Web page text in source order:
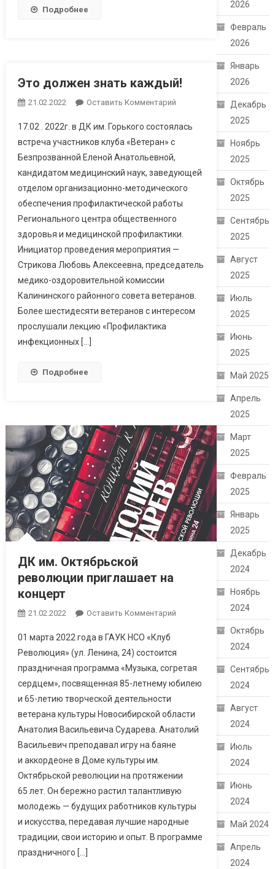
Подробнее
Это должен знать каждый!
21.02.2022 Оставить Комментарий
17.02 . 2022г. в ДК им. Горького состоялась
встреча участников клуба «Ветеран» с
Безпрозванной Еленой Анатольевной,
кандидатом медицинский наук, заведующей
отделом организационно-методического
обеспечения профилактической работы
Регионального центра общественного
здоровья и медицинской профилактики.
Инициатор проведения мероприятия —
Стрикова Любовь Алексеевна, председатель
медико-оздоровительной комиссии
Калининского районного совета ветеранов.
Более шестидесяти ветеранов с интересом
прослушали лекцию «Профилактика
инфекционных […]
Подробнее
ДК им. Октябрьской
революции приглашает на
концерт
21.02.2022 Оставить Комментарий
01 марта 2022 года в ГАУК НСО «Клуб
Революция» (ул. Ленина, 24) состоится
праздничная программа «Музыка, согретая
сердцем», посвященная 85-летнему юбилею
и 65-летию творческой деятельности
ветерана культуры Новосибирской области
Анатолия Васильевича Сударева. Анатолий
Васильевич преподавал игру на баяне
и аккордеоне в Доме культуры им.
Октябрьской революции на протяжении
65 лет. Он бережно растил талантливую
молодежь — будущих работников культуры
и искусства, передавая лучшие народные
традиции, свои историю и опыт. В программе
праздничного […]
2026
Февраль
2026
Январь
2026
Декабрь
2025
Ноябрь
2025
Октябрь
2025
Сентябрь
2025
Август
2025
Июль
2025
Июнь
2025
Май 2025
Апрель
2025
Март
2025
Февраль
2025
Январь
2025
Декабрь
2024
Ноябрь
2024
Октябрь
2024
Сентябрь
2024
Август
2024
Июль
2024
Июнь
2024
Май 2024
Апрель
2024